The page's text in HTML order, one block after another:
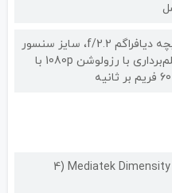
لنز واید، دریچه دیافراگم f/2.2، سایز سنسور
1/4 اینچ | فیلم‌برداری با رزولوشن 1080p با
Mediatek Dimensity 8500 Ultra (4